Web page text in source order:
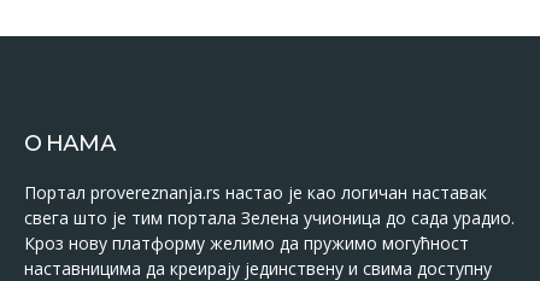
О НАМА
Портал provereznanja.rs настао је као логичан наставак
свега што је тим портала Зелена учионица до сада урадио.
Кроз нову платформу желимо да пружимо могућност
наставницима да креирају јединствену и свима доступну